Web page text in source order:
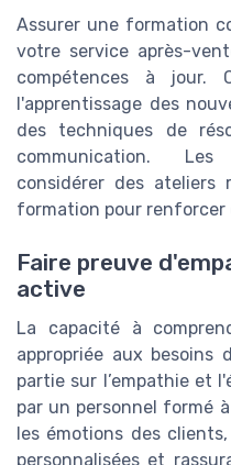
Assurer une formation
votre service après-
compétences à jour.
l'apprentissage des
des techniques de
communication.
considérer des ateliers
formation pour renforcer
Faire preuve
active
La capacité à
appropriée aux besoins
partie sur l’empathie et
par un personnel formé
les émotions des
personnalisées et